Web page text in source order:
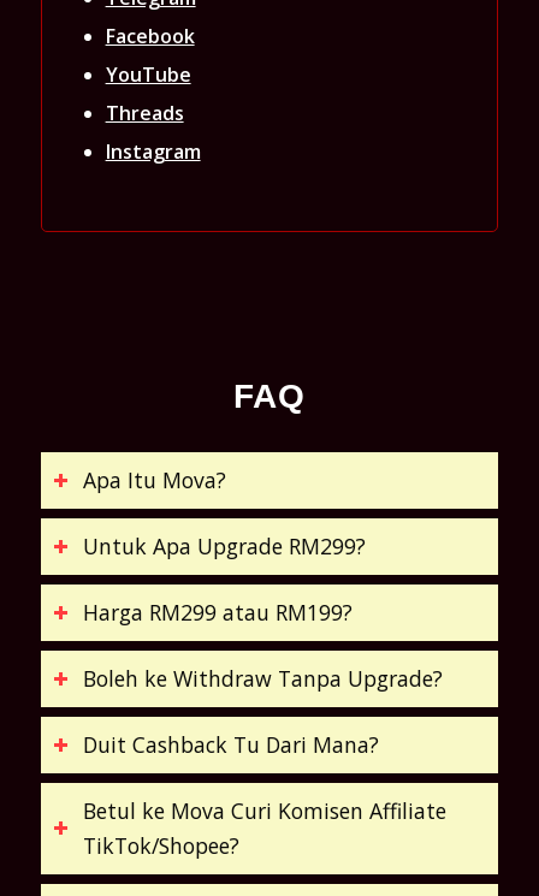
Facebook
YouTube
Threads
Instagram
FAQ
Apa Itu Mova?
Untuk Apa Upgrade RM299?
Harga RM299 atau RM199?
Boleh ke Withdraw Tanpa Upgrade?
Duit Cashback Tu Dari Mana?
Betul ke Mova Curi Komisen Affiliate
TikTok/Shopee?